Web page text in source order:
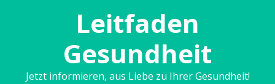
Leitfaden
Gesundheit
Jetzt informieren, aus Liebe zu Ihrer Gesundheit!